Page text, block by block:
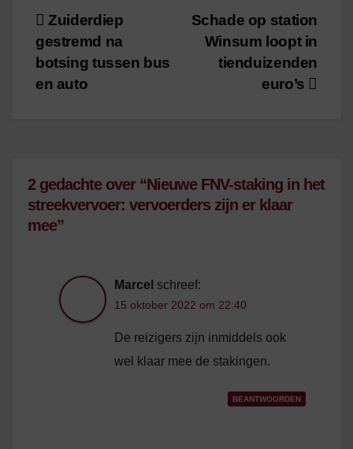
Bericht
navigatie
Schade op station
Winsum loopt in
tienduizenden
euro’s
Zuiderdiep
gestremd na
botsing tussen bus
en auto
2 gedachte over “Nieuwe FNV-staking in het
streekvervoer: vervoerders zijn er klaar
mee”
Marcel schreef:
15 oktober 2022 om 22:40
De reizigers zijn inmiddels ook
wel klaar mee de stakingen.
BEANTWOORDEN